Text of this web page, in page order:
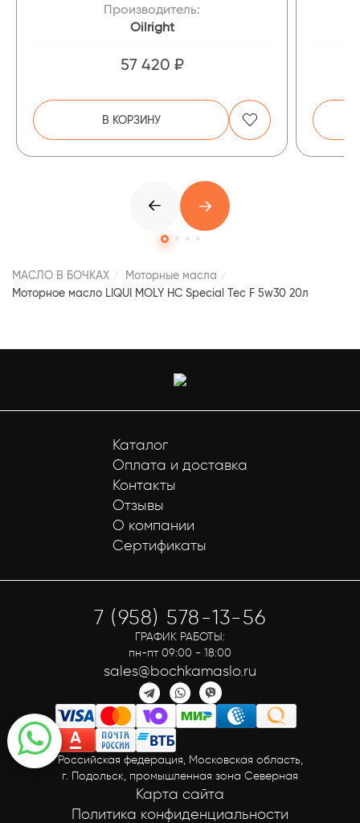
Производитель:
Oilright
57 420 ₽
В КОРЗИНУ
МАСЛО В БОЧКАХ
Моторные масла
Моторное масло LIQUI MOLY НС Special Tec F 5w30 20л
Каталог
Оплата и доставка
Контакты
Отзывы
О компании
Сертификаты
Российская федерация, Московская область,
г. Подольск, промышленная зона Северная
Политика конфиденциальности
Карта сайта
7 (958) 578-13-56
ГРАФИК РАБОТЫ:
пн-пт 09:00 - 18:00
sales@bochkamaslo.ru